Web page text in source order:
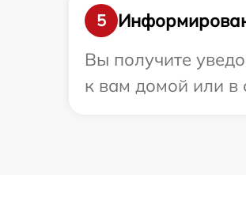
5
Вы получите
к вам домой или в